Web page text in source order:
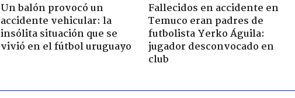
Un balón provocó un
accidente vehicular: la
insólita situación que se
vivió en el fútbol uruguayo
Fallecidos en accidente en
Temuco eran padres de
futbolista Yerko Águila:
jugador desconvocado en
club